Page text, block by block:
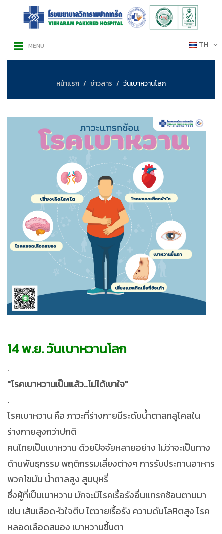
TH
MENU
หน้าแรก ข่าวสาร วันเบาหวานโลก
14 พ.ย. วันเบาหวานโลก
.
"โรคเบาหวานเป็นแล้ว..ไม่ได้เบาใจ"
.
โรคเบาหวาน คือ ภาวะที่ร่างกายมีระดับน้ำตาลกลูโคสใน
ร่างกายสูงกว่าปกติ
คนไทยเป็นเบาหวาน ด้วยปัจจัยหลายอย่าง ไม่ว่าจะเป็นทาง
ด้านพันธุกรรม พฤติกรรมเสี่ยงต่างๆ การรับประทานอาหาร
พวกไขมัน น้ำตาลสูง สูบบุหรี่
ซึ่งผู้ที่เป็นเบาหวาน มักจะมีโรคเรื้อรังอื่นแทรกซ้อนตามมา
เช่น เส้นเลือดหัวใจตีบ ไตวายเรื้อรัง ความดันโลหิตสูง โรค
หลอดเลือดสมอง เบาหวานขึ้นตา